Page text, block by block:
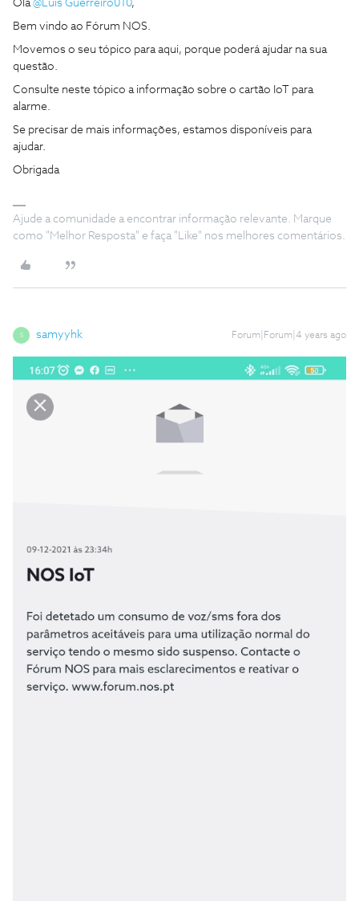
Olá@Luis Guerreiro010,
Bem vindo ao Fórum NOS.
Movemos o seu tópico para aqui, porque poderá ajudar na sua
questão.
Consulte neste tópico a informação sobre o cartão IoT para
alarme.
Se precisar de mais informações, estamos disponíveis para
ajudar.
Obrigada
Ajude a comunidade a encontrar informação relevante. Marque
como "Melhor Resposta" e faça "Like" nos melhores comentários.
S samyyhk Forum|Forum|4 years ago